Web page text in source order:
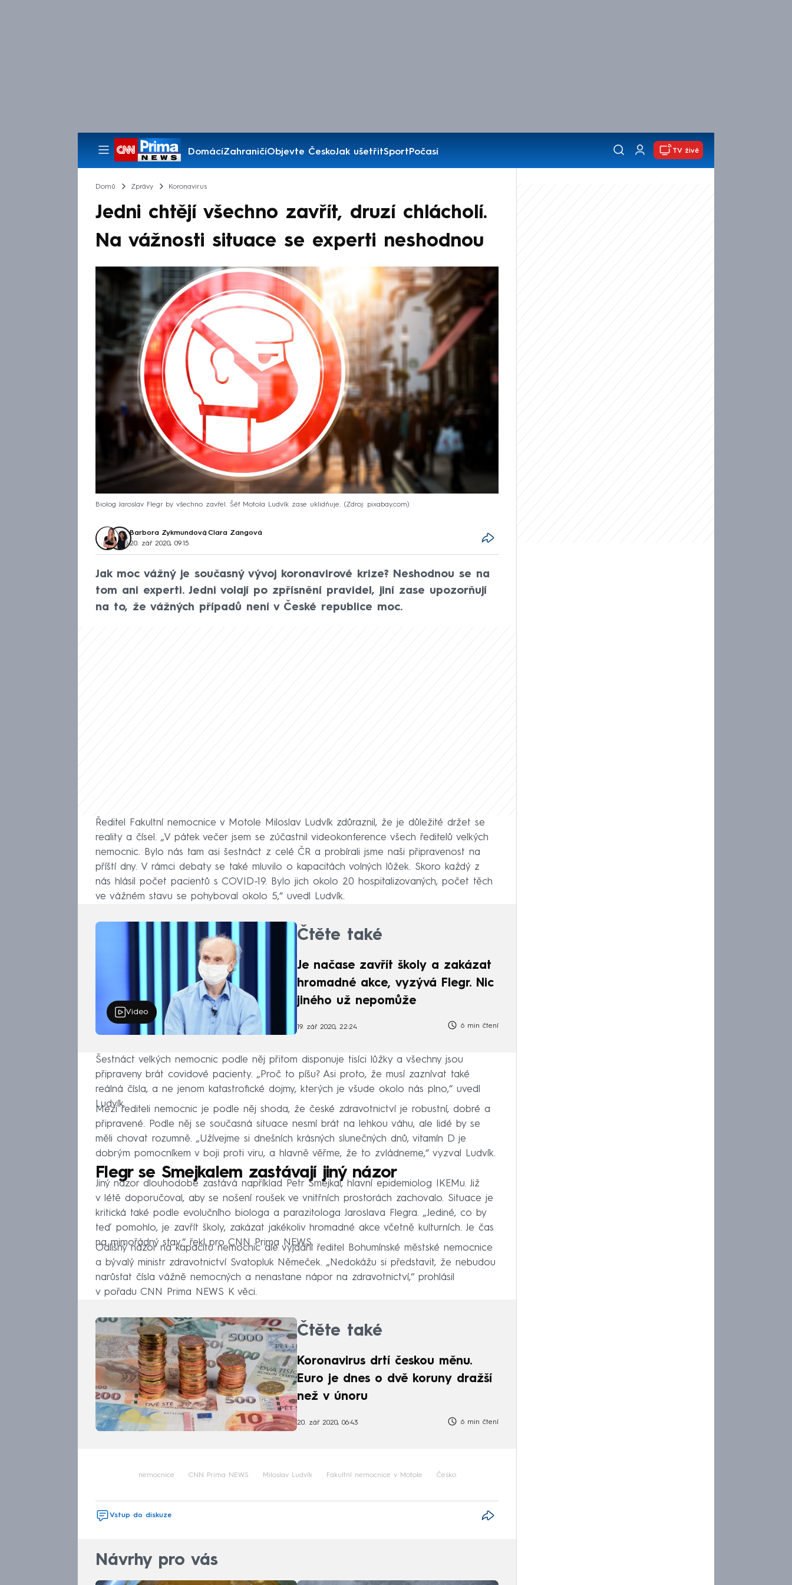
DomácíZahraničíObjevte ČeskoJak ušetřitSportPočasí
Pořady
TV živě
Domů Zprávy Koronavirus
Jedni chtějí všechno zavřít, druzí chlácholí.
Na vážnosti situace se experti neshodnou
Biolog Jaroslav Flegr by všechno zavřel. Šéf Motola Ludvík zase uklidňuje. Zdroj: pixabay.com
Barbora Zykmundová, Clara Zangová
20. zář 2020, 09:15
Jak moc vážný je současný vývoj koronavirové krize? Neshodnou se na
tom ani experti. Jedni volají po zpřísnění pravidel, jiní zase upozorňují
na to, že vážných případů není v České republice moc.
Ředitel Fakultní nemocnice v Motole Miloslav Ludvík zdůraznil, že je důležité držet se
reality a čísel. „V pátek večer jsem se zúčastnil videokonference všech ředitelů velkých
nemocnic. Bylo nás tam asi šestnáct z celé ČR a probírali jsme naši připravenost na
příští dny. V rámci debaty se také mluvilo o kapacitách volných lůžek. Skoro každý z
nás hlásil počet pacientů s COVID-19. Bylo jich okolo 20 hospitalizovaných, počet těch
ve vážném stavu se pohyboval okolo 5,“ uvedl Ludvík.
Video
Čtěte také
Je načase zavřít školy a zakázat
hromadné akce, vyzývá Flegr. Nic
jiného už nepomůže
19. zář 2020, 22:24 6 min čtení
Šestnáct velkých nemocnic podle něj přitom disponuje tisíci lůžky a všechny jsou
připraveny brát covidové pacienty. „Proč to píšu? Asi proto, že musí zaznívat také
reálná čísla, a ne jenom katastrofické dojmy, kterých je všude okolo nás plno,“ uvedl
Ludvík.
Mezi řediteli nemocnic je podle něj shoda, že české zdravotnictví je robustní, dobré a
připravené. Podle něj se současná situace nesmí brát na lehkou váhu, ale lidé by se
měli chovat rozumně. „Užívejme si dnešních krásných slunečných dnů, vitamín D je
dobrým pomocníkem v boji proti viru, a hlavně věřme, že to zvládneme,“ vyzval Ludvík.
Flegr se Smejkalem zastávají jiný názor
Jiný názor dlouhodobě zastává například Petr Smejkal, hlavní epidemiolog IKEMu. Již
v létě doporučoval, aby se nošení roušek ve vnitřních prostorách zachovalo. Situace je
kritická také podle evolučního biologa a parazitologa Jaroslava Flegra. „Jediné, co by
teď pomohlo, je zavřít školy, zakázat jakékoliv hromadné akce včetně kulturních. Je čas
na mimořádný stav,“ řekl pro CNN Prima NEWS.
Odlišný názor na kapacitu nemocnic ale vyjádřil ředitel Bohumínské městské nemocnice
a bývalý ministr zdravotnictví Svatopluk Němeček. „Nedokážu si představit, že nebudou
narůstat čísla vážně nemocných a nenastane nápor na zdravotnictví,“ prohlásil
v pořadu CNN Prima NEWS K věci.
Čtěte také
Koronavirus drtí českou měnu.
Euro je dnes o dvě koruny dražší
než v únoru
20. zář 2020, 06:43 6 min čtení
nemocnice CNN Prima NEWS Miloslav Ludvík Fakultní nemocnice v Motole Česko
Vstup do diskuze
Návrhy pro vás